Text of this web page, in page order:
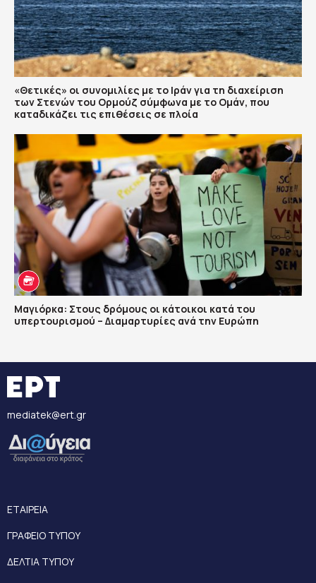
«Θετικές» οι συνομιλίες με το Ιράν για τη διαχείριση
των Στενών του Ορμούζ σύμφωνα με το Ομάν, που
καταδικάζει τις επιθέσεις σε πλοία
Μαγιόρκα: Στους δρόμους οι κάτοικοι κατά του
υπερτουρισμού – Διαμαρτυρίες ανά την Ευρώπη
mediatek@ert.gr
ΕΤΑΙΡΕΙΑ
ΓΡΑΦΕΙΟ ΤΥΠΟΥ
ΔΕΛΤΙΑ ΤΥΠΟΥ